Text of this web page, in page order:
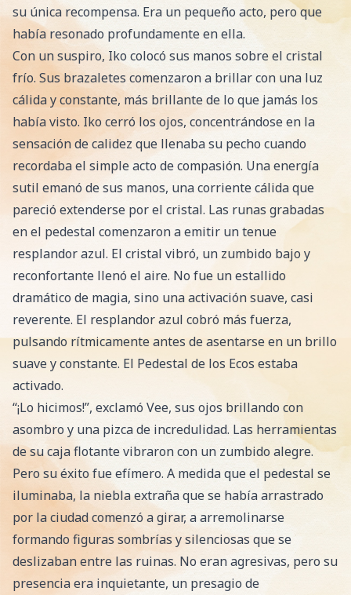
su única recompensa. Era un pequeño acto, pero que
había resonado profundamente en ella.
Con un suspiro, Iko colocó sus manos sobre el cristal
frío. Sus brazaletes comenzaron a brillar con una luz
cálida y constante, más brillante de lo que jamás los
había visto. Iko cerró los ojos, concentrándose en la
sensación de calidez que llenaba su pecho cuando
recordaba el simple acto de compasión. Una energía
sutil emanó de sus manos, una corriente cálida que
pareció extenderse por el cristal. Las runas grabadas
en el pedestal comenzaron a emitir un tenue
resplandor azul. El cristal vibró, un zumbido bajo y
reconfortante llenó el aire. No fue un estallido
dramático de magia, sino una activación suave, casi
reverente. El resplandor azul cobró más fuerza,
pulsando rítmicamente antes de asentarse en un brillo
suave y constante. El Pedestal de los Ecos estaba
activado.
“¡Lo hicimos!”, exclamó Vee, sus ojos brillando con
asombro y una pizca de incredulidad. Las herramientas
de su caja flotante vibraron con un zumbido alegre.
Pero su éxito fue efímero. A medida que el pedestal se
iluminaba, la niebla extraña que se había arrastrado
por la ciudad comenzó a girar, a arremolinarse
formando figuras sombrías y silenciosas que se
deslizaban entre las ruinas. No eran agresivas, pero su
presencia era inquietante, un presagio de